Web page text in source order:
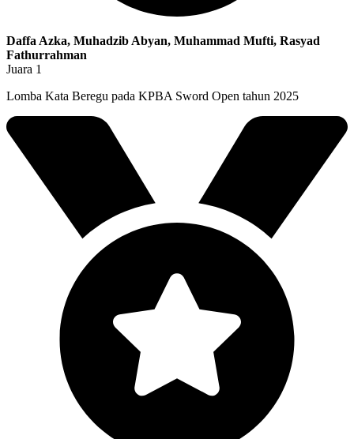
Daffa Azka, Muhadzib Abyan, Muhammad Mufti, Rasyad
Fathurrahman
Juara 1
Lomba Kata Beregu pada KPBA Sword Open tahun 2025